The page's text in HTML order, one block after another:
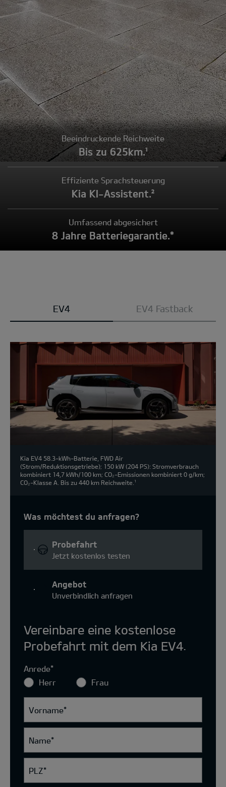
Beeindruckende Reichweite
Bis zu 625km.¹
Effiziente Sprachsteuerung
Kia KI-Assistent.²
Umfassend abgesichert
8 Jahre Batteriegarantie.*
EV4 EV4 Fastback
Kia EV4 58.3-kWh-Batterie, FWD Air
(Strom/Reduktionsgetriebe); 150 kW (204 PS): Stromverbrauch
kombiniert 14,7 kWh/100 km; CO₂-Emissionen kombiniert 0 g/km;
CO₂-Klasse A. Bis zu 440 km Reichweite.
1
Was möchtest du anfragen?
Probefahrt
Jetzt kostenlos testen
Angebot
Unverbindlich anfragen
Vereinbare eine kostenlose
Probefahrt mit dem Kia EV4.
Anrede*
Herr
Frau
Vorname*
Name*
PLZ*